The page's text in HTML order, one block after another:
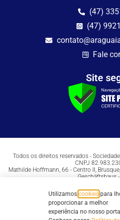
(47)
(47)
Fale
Site
Todos os direitos reservados -
CNPJ
Mathilde Hoffmann, 66 - Centro II,
Geschäftshaus
Copyright © 2026 |
Utilizamos cookies para
proporcionar a melhor
experiência no nosso